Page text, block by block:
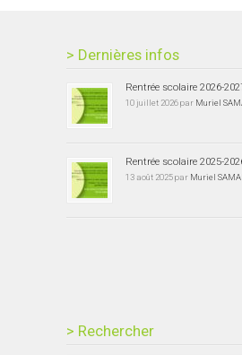
> Dernières infos
Rentrée scolaire 2026-
10 juillet 2026 par Muriel
Rentrée scolaire 2025-
13 août 2025 par Muriel
> Rechercher